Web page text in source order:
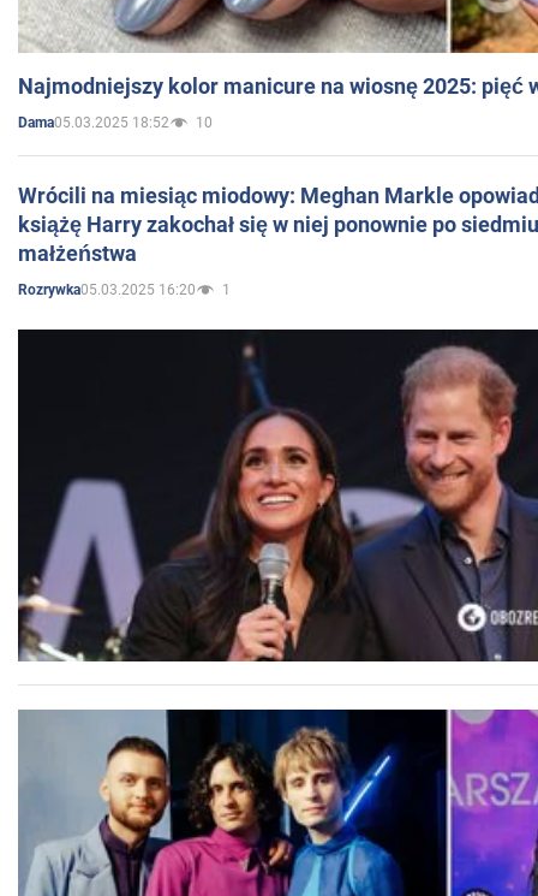
Najmodniejszy kolor manicure na wiosnę 2025: pięć
Dama05.03.2025 18:52 10
Wrócili na miesiąc miodowy: Meghan Markle
książę Harry zakochał się w niej ponownie po
małżeństwa
Rozrywka05.03.2025 16:20 1